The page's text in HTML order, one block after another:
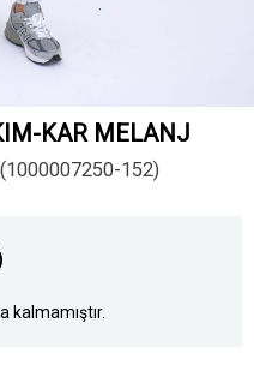
KAR MELANJ
(1000007250-152)
kalmamıştır.